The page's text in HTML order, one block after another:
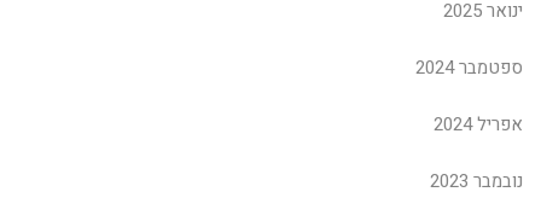
ינואר 2025
ספטמבר 2024
אפריל 2024
נובמבר 2023